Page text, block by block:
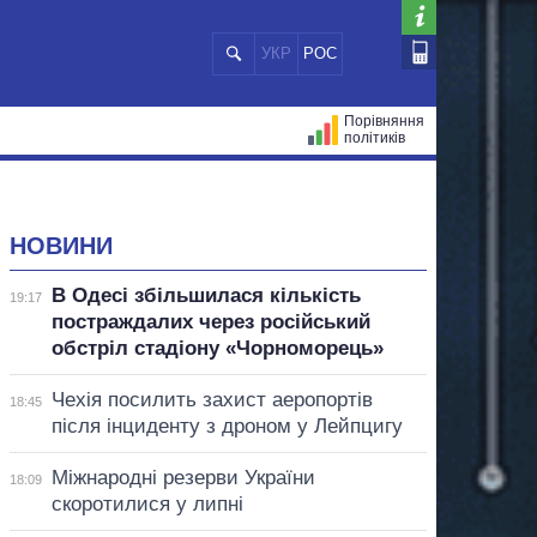
УКР РОС
Порівняння
політиків
НОВИНИ
19:17
В Одесі збільшилася кількість
постраждалих через російський
обстріл стадіону «Чорноморець»
18:45
Чехія посилить захист аеропортів
після інциденту з дроном у Лейпцигу
18:09
Міжнародні резерви України
скоротилися у липні